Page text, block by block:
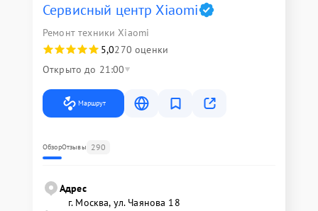
Сервисный центр Xiaomi
Ремонт техники Xiaomi
5,0270 оценки
Открыто до 21:00
Маршрут
ОбзорОтзывы 290
Адрес
г. Москва, ул. Чаянова 18